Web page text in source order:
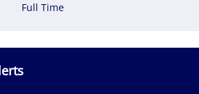
Full Time